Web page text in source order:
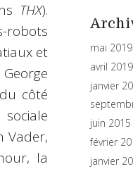
THX).
robots
et
côté
Vader,
la
mai 2019
avril 2019
janvier
juin 2015
février
janvier